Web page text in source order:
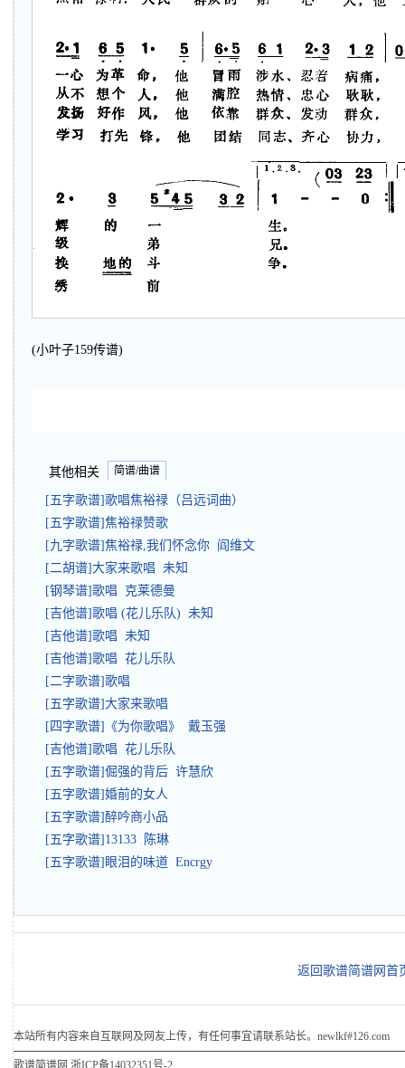
(小叶子159传谱)
其他相关 简谱/曲谱
[五字歌谱]歌唱焦裕禄（吕远词曲）
[五字歌谱]焦裕禄赞歌
[九字歌谱]焦裕禄,我们怀念你 阎维文
[二胡谱]大家来歌唱 未知
[钢琴谱]歌唱 克莱德曼
[吉他谱]歌唱 (花儿乐队) 未知
[吉他谱]歌唱 未知
[吉他谱]歌唱 花儿乐队
[二字歌谱]歌唱
[五字歌谱]大家来歌唱
[四字歌谱]《为你歌唱》 戴玉强
[吉他谱]歌唱 花儿乐队
[五字歌谱]倔强的背后 许慧欣
[五字歌谱]婚前的女人
[五字歌谱]醉吟商小品
[五字歌谱]13133 陈琳
[五字歌谱]眼泪的味道 Encrgy
返回歌谱简谱网首
本站所有内容来自互联网及网友上传，有任何事宜请联系站长。newlkf#126.com
歌谱简谱网 浙ICP备14032351号-2